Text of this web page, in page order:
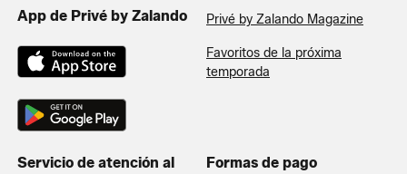
App de Privé by Zalando Privé by Zalando Magazine
Favoritos de la próxima
temporada
Servicio de atención al
Formas de pago